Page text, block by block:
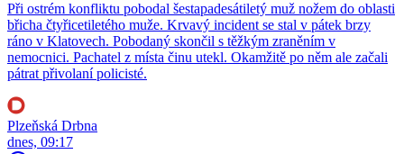
Při ostrém konfliktu pobodal šestapadesátiletý muž nožem do oblasti
břicha čtyřicetiletého muže. Krvavý incident se stal v pátek brzy
ráno v Klatovech. Pobodaný skončil s těžkým zraněním v
nemocnici. Pachatel z místa činu utekl. Okamžitě po něm ale začali
pátrat přivolaní policisté.
Plzeňská Drbna
dnes, 09:17